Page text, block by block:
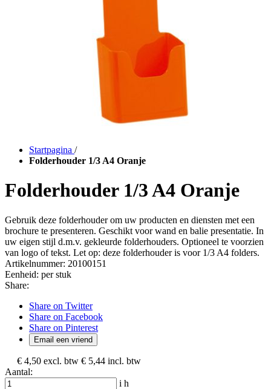
Startpagina /
Folderhouder 1/3 A4 Oranje
Folderhouder 1/3 A4 Oranje
Gebruik deze folderhouder om uw producten en diensten met een
brochure te presenteren. Geschikt voor wand en balie presentatie. In
uw eigen stijl d.m.v. gekleurde folderhouders. Optioneel te voorzien
van logo of tekst. Let op: deze folderhouder is voor 1/3 A4 folders.
Artikelnummer: 20100151
Eenheid: per stuk
Share:
Share on Twitter
Share on Facebook
Share on Pinterest
Email een vriend
€ 4,50 excl. btw € 5,44 incl. btw
Aantal:
i h